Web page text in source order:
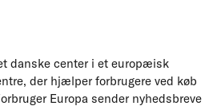
danske center i et europæisk
der hjælper forbrugere ved køb
Europa sender nyhedsbreve